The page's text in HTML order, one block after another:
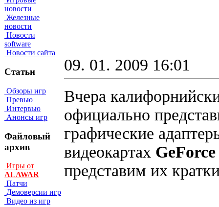
новости
Железные
новости
Новости
software
Новости сайта
Статьи
Обзоры игр
Превью
Интервью
Анонсы игр
Файловый
архив
Игры от
ALAWAR
Патчи
Демоверсии игр
Видео из игр
09. 01. 2009 16:01
Вчера
официально
графические
видеокартах
представим их